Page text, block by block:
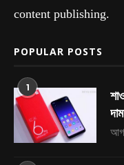
content publishing.
POPULAR POSTS
1